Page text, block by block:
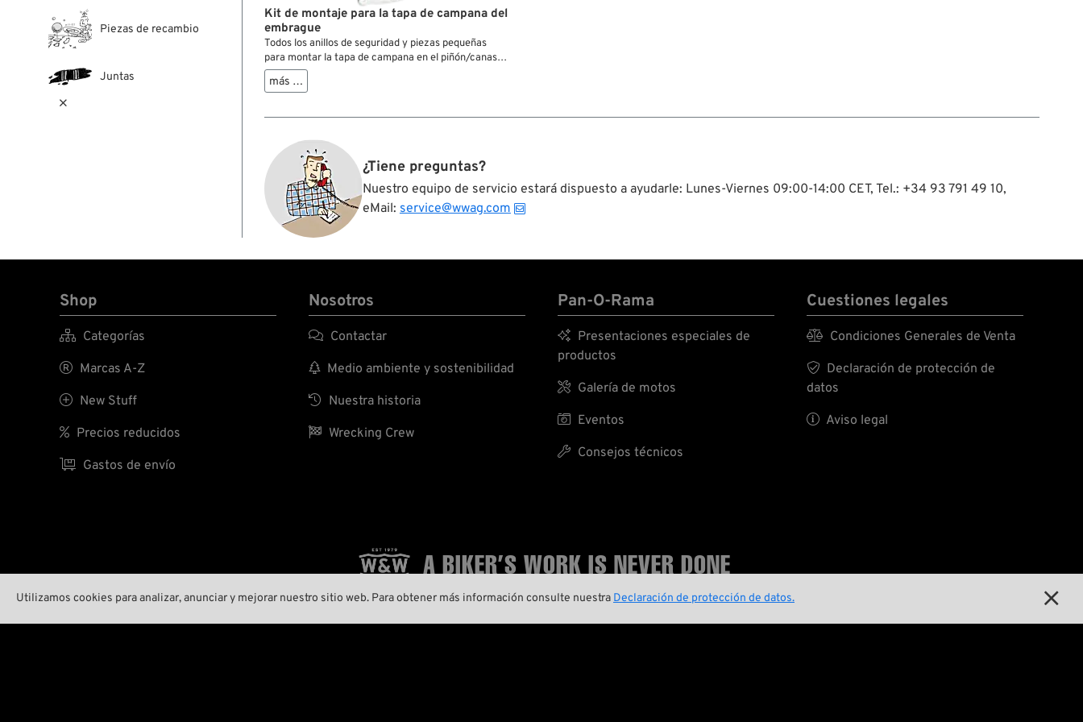
Utilizamos cookies para analizar, anunciar y mejorar nuestro sitio web. Para obtener más información consulte nuestra Declaración de protección de datos. 
Piezas de recambio
Juntas

Kit de montaje para la tapa de campana del
embrague
Todos los anillos de seguridad y piezas pequeñas
para montar la tapa de campana en el piñón/canasta
del embrague.
más …
¿Tiene preguntas?
Nuestro equipo de servicio estará dispuesto a ayudarle: Lunes-Viernes 09:00-14:00 CET, Tel.: +34 93 791 49 10,
eMail: service@wwag.com
Shop
 Categorías
 Marcas A-Z
 New Stuff
 Precios reducidos
 Gastos de envío
Nosotros
 Contactar
 Medio ambiente y sostenibilidad
 Nuestra historia
 Wrecking Crew
Pan-O-Rama

Presentaciones especiales de
productos
 Galería de motos
 Eventos
 Consejos técnicos
Cuestiones legales
 Condiciones Generales de Venta

Declaración de protección de
datos
 Aviso legal
A BIKER’S WORK IS NEVER DONE